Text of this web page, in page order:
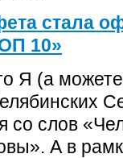
стала
10»
Я (а
со слов
А в